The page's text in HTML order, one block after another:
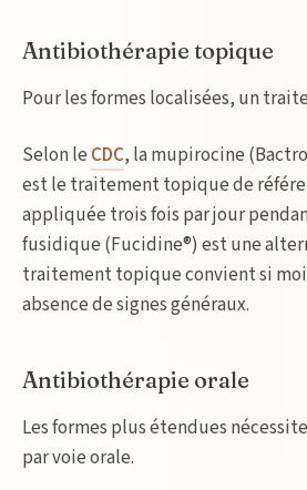
Antibiothérapie topique
Pour les formes localisées, un
Selon le CDC, la mupirocine
est le traitement topique de
appliquée trois fois par jour
fusidique (Fucidine®) est une
traitement topique convient si
absence de signes généraux.
Antibiothérapie orale
Les formes plus étendues
par voie orale.